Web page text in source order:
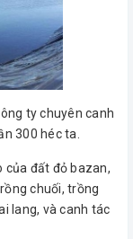
ty chuyên canh
300 héc ta.
của đất đỏ bazan,
chuối, trồng
lang, và canh tác